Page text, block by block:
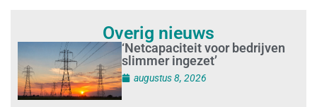
Overig nieuws
‘Netcapaciteit voor bedrijven
slimmer ingezet’
augustus 8, 2026